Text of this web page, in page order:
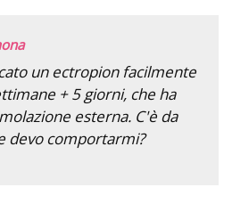
un ectropion facilmente
+ 5 giorni, che ha
esterna. C'è da
devo comportarmi?